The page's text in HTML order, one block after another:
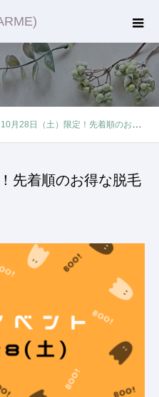
10月28日（土）限定！先着順のお得な脱毛イベント！
先着順のお得な脱毛